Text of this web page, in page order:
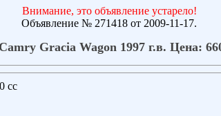
Внимание, это объявление устарело!
Объявление № 271418 от 2009-11-17.
Gracia Wagon 1997 г.в. Цена:
сс